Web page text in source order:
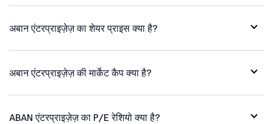
अबान एंटरप्राइज़ेज़ का शेयर प्राइस क्या है?
अबान एंटरप्राइज़ेज़ की मार्केट कैप क्या है?
ABAN एंटरप्राइज़ेज़ का P/E रेशियो क्या है?